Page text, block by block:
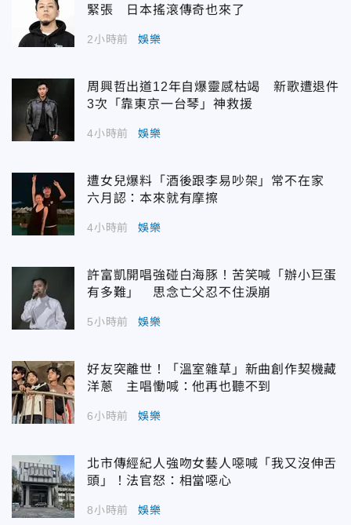
緊張 日本搖滾傳奇也來了
2小時前 娛樂
周興哲出道12年自爆靈感枯竭 新歌遭退件
3次「靠東京一台琴」神救援
4小時前 娛樂
遭女兒爆料「酒後跟李易吵架」常不在家
六月認：本來就有摩擦
4小時前 娛樂
許富凱開唱強碰白海豚！苦笑喊「辦小巨蛋
有多難」 思念亡父忍不住淚崩
5小時前 娛樂
好友突離世！「溫室雜草」新曲創作契機藏
洋蔥 主唱慟喊：他再也聽不到
6小時前 娛樂
北市傳經紀人強吻女藝人噁喊「我又沒伸舌
頭」！法官怒：相當噁心
8小時前 娛樂